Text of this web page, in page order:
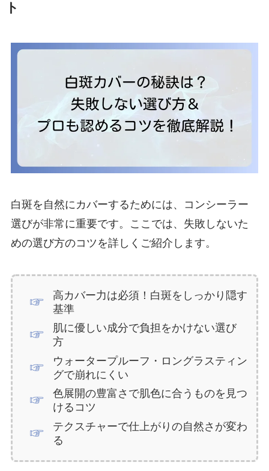
ト
白斑を自然にカバーするためには、コンシーラー
選びが非常に重要です。ここでは、失敗しないた
めの選び方のコツを詳しくご紹介します。
高カバー力は必須！白斑をしっかり隠す
基準
肌に優しい成分で負担をかけない選び
方
ウォータープルーフ・ロングラスティン
グで崩れにくい
色展開の豊富さで肌色に合うものを見つ
けるコツ
テクスチャーで仕上がりの自然さが変わ
る